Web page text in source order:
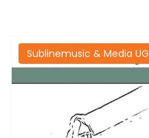
Sublinemusic & Media UG